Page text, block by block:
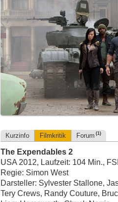
Kurzinfo Filmkritik Forum (1)
The Expendables 2
USA 2012, Laufzeit: 104 Min.,
Regie: Simon West
Darsteller: Sylvester Stallone,
Tery Crews, Randy Couture,